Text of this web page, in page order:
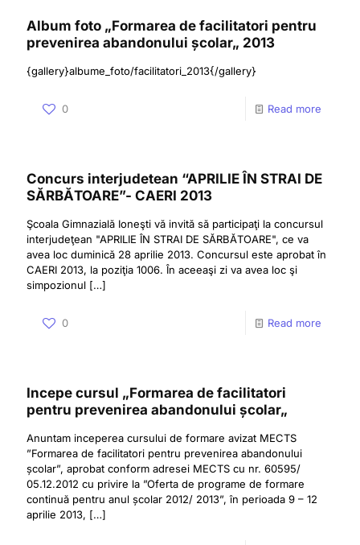
Album foto „Formarea de facilitatori pentru
prevenirea abandonului școlar„ 2013
{gallery}albume_foto/facilitatori_2013{/gallery}
0 Read more
Concurs interjudetean “APRILIE ÎN STRAI DE
SĂRBĂTOARE”- CAERI 2013
Şcoala Gimnazială Ioneşti vă invită să participaţi la concursul
interjudeţean "APRILIE ÎN STRAI DE SĂRBĂTOARE", ce va
avea loc duminică 28 aprilie 2013. Concursul este aprobat în
CAERI 2013, la poziţia 1006. În aceeaşi zi va avea loc şi
simpozionul […]
0 Read more
Incepe cursul „Formarea de facilitatori
pentru prevenirea abandonului școlar„
Anuntam inceperea cursului de formare avizat MECTS
”Formarea de facilitatori pentru prevenirea abandonului
școlar”, aprobat conform adresei MECTS cu nr. 60595/
05.12.2012 cu privire la ”Oferta de programe de formare
continuă pentru anul școlar 2012/ 2013”, în perioada 9 – 12
aprilie 2013, […]